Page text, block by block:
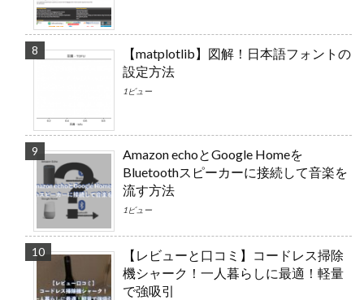
【matplotlib】図解！日本語フォントの
設定方法
1ビュー
Amazon echoとGoogle Homeを
Bluetoothスピーカーに接続して音楽を
流す方法
1ビュー
【レビューと口コミ】コードレス掃除
機シャーク！一人暮らしに最適！軽量
で強吸引